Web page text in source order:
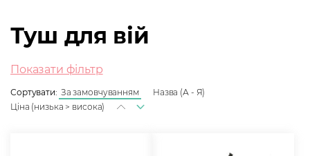
Туш для вій
Показати фільтр
Сортувати: За замовчуванням
Назва (А - Я)
Ціна (низька > висока)